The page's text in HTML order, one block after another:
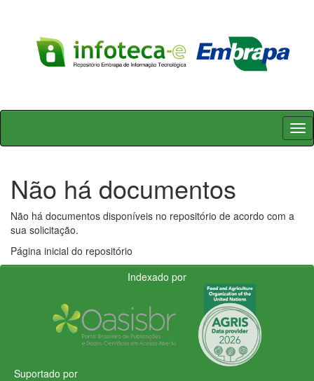
Skip
Não há documentos
Não há documentos disponíveis no repositório de acordo com a
sua solicitação.
Página inicial do repositório
Indexado por
Suportado por